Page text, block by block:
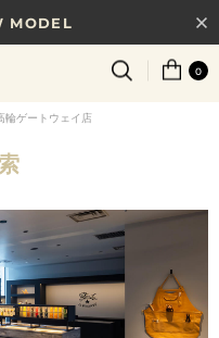
MODEL
円以上で送料無料
新しいギフトガイド
LEATHER
0
輪ゲートウェイ店